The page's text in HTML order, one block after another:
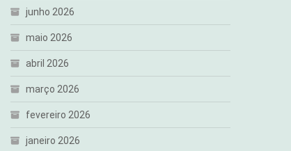
junho 2026
maio 2026
abril 2026
março 2026
fevereiro 2026
janeiro 2026